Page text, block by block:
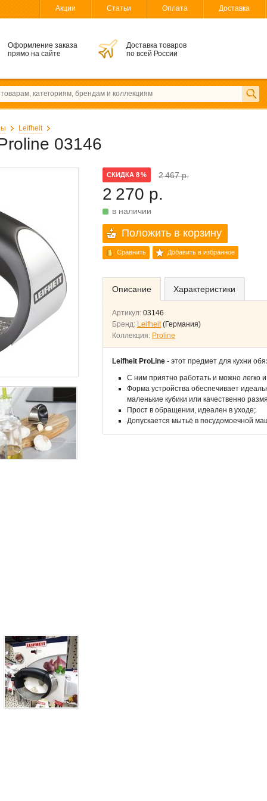
Акции Статьи Оплата Доставка
Оформление заказа
прямо на сайте
Доставка товаров
по всей России
Leifheit
03146
СКИДКА 8 % 2 467 р.
2 270 р.
в наличии
Положить в корзину
Сравнить Добавить в избранное
Описание Характеристики
Артикул: 03146
Бренд: Leifheit (Германия)
Коллекция: Proline
Leifheit ProLine - этот предмет для кухни
С ним приятно работать и можно легко
Форма устройства обеспечивает
маленькие кубики или качественно
Прост в обращении, идеален в уходе;
Допускается мытьё в посудомоечной